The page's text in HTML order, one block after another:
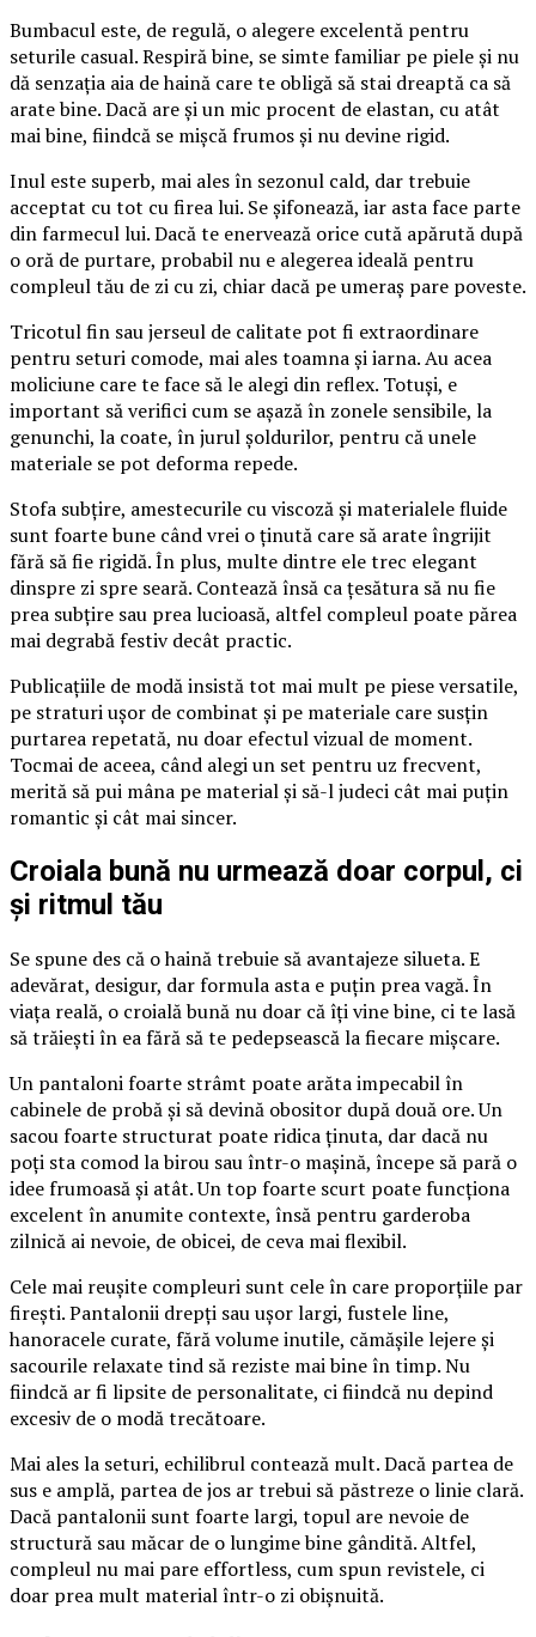
Bumbacul este, de regulă, o alegere excelentă pentru
seturile casual. Respiră bine, se simte familiar pe piele și nu
dă senzația aia de haină care te obligă să stai dreaptă ca să
arate bine. Dacă are și un mic procent de elastan, cu atât
mai bine, fiindcă se mișcă frumos și nu devine rigid.
Inul este superb, mai ales în sezonul cald, dar trebuie
acceptat cu tot cu firea lui. Se șifonează, iar asta face parte
din farmecul lui. Dacă te enervează orice cută apărută după
o oră de purtare, probabil nu e alegerea ideală pentru
compleul tău de zi cu zi, chiar dacă pe umeraș pare poveste.
Tricotul fin sau jerseul de calitate pot fi extraordinare
pentru seturi comode, mai ales toamna și iarna. Au acea
moliciune care te face să le alegi din reflex. Totuși, e
important să verifici cum se așază în zonele sensibile, la
genunchi, la coate, în jurul șoldurilor, pentru că unele
materiale se pot deforma repede.
Stofa subțire, amestecurile cu viscoză și materialele fluide
sunt foarte bune când vrei o ținută care să arate îngrijit
fără să fie rigidă. În plus, multe dintre ele trec elegant
dinspre zi spre seară. Contează însă ca țesătura să nu fie
prea subțire sau prea lucioasă, altfel compleul poate părea
mai degrabă festiv decât practic.
Publicațiile de modă insistă tot mai mult pe piese versatile,
pe straturi ușor de combinat și pe materiale care susțin
purtarea repetată, nu doar efectul vizual de moment.
Tocmai de aceea, când alegi un set pentru uz frecvent,
merită să pui mâna pe material și să-l judeci cât mai puțin
romantic și cât mai sincer.
Croiala bună nu urmează doar corpul, ci
și ritmul tău
Se spune des că o haină trebuie să avantajeze silueta. E
adevărat, desigur, dar formula asta e puțin prea vagă. În
viața reală, o croială bună nu doar că îți vine bine, ci te lasă
să trăiești în ea fără să te pedepsească la fiecare mișcare.
Un pantaloni foarte strâmt poate arăta impecabil în
cabinele de probă și să devină obositor după două ore. Un
sacou foarte structurat poate ridica ținuta, dar dacă nu
poți sta comod la birou sau într-o mașină, începe să pară o
idee frumoasă și atât. Un top foarte scurt poate funcționa
excelent în anumite contexte, însă pentru garderoba
zilnică ai nevoie, de obicei, de ceva mai flexibil.
Cele mai reușite compleuri sunt cele în care proporțiile par
firești. Pantalonii drepți sau ușor largi, fustele line,
hanoracele curate, fără volume inutile, cămășile lejere și
sacourile relaxate tind să reziste mai bine în timp. Nu
fiindcă ar fi lipsite de personalitate, ci fiindcă nu depind
excesiv de o modă trecătoare.
Mai ales la seturi, echilibrul contează mult. Dacă partea de
sus e amplă, partea de jos ar trebui să păstreze o linie clară.
Dacă pantalonii sunt foarte largi, topul are nevoie de
structură sau măcar de o lungime bine gândită. Altfel,
compleul nu mai pare effortless, cum spun revistele, ci
doar prea mult material într-o zi obișnuită.